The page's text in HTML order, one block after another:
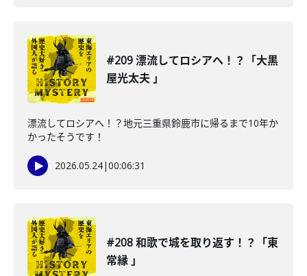
#209 漂流してロシアへ！？「大黒
屋光太夫 」
漂流してロシアへ！？地元三重県鈴鹿市に帰るまで10年か
かったそうです！
2026.05.24|00:06:31
#208 和歌で城を取り返す！？「東
常縁 」